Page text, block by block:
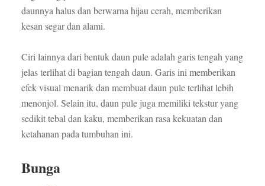
daunnya halus dan berwarna hijau cerah, memberikan
kesan segar dan alami.
Ciri lainnya dari bentuk daun pule adalah garis tengah yang
jelas terlihat di bagian tengah daun. Garis ini memberikan
efek visual menarik dan membuat daun pule terlihat lebih
menonjol. Selain itu, daun pule juga memiliki tekstur yang
sedikit tebal dan kaku, memberikan rasa kekuatan dan
ketahanan pada tumbuhan ini.
Bunga